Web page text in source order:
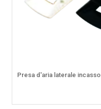
Presa d'aria laterale incasso